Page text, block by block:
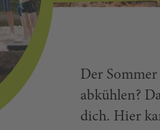
Der
abkühlen?
dich. Hier